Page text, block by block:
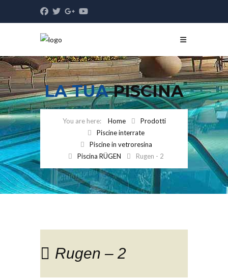
LA TUAPISCINA
Home
Prodotti
Piscine interrate
Piscine in vetroresina
Piscina RÜGEN
Rugen - 2
Rugen – 2